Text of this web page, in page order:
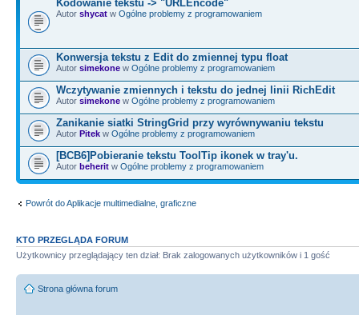
Kodowanie tekstu -> "URLEncode"
Autor shycat w Ogólne problemy z programowaniem
Konwersja tekstu z Edit do zmiennej typu float
Autor simekone w Ogólne problemy z programowaniem
Wczytywanie zmiennych i tekstu do jednej linii RichEdit
Autor simekone w Ogólne problemy z programowaniem
Zanikanie siatki StringGrid przy wyrównywaniu tekstu
Autor Pitek w Ogólne problemy z programowaniem
[BCB6]Pobieranie tekstu ToolTip ikonek w tray'u.
Autor beherit w Ogólne problemy z programowaniem
Powrót do Aplikacje multimedialne, graficzne
KTO PRZEGLĄDA FORUM
Użytkownicy przeglądający ten dział: Brak zalogowanych użytkowników i 1 gość
Strona główna forum